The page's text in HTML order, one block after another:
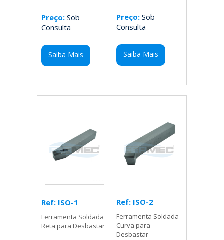
Preço: Sob
Consulta
Saiba Mais
Preço:Sob
Consulta
Saiba Mais
Ref: ISO-1
Ferramenta Soldada
Reta para Desbastar
Ref: ISO-2
Ferramenta Soldada
Curva para
Desbastar